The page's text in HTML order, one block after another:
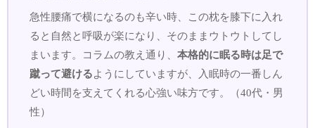
急性腰痛で横になるのも辛い時、この枕を膝下に入れ
ると自然と呼吸が楽になり、そのままウトウトしてし
まいます。コラムの教え通り、 本格的に眠る時は足で
蹴って避けるようにしていますが、入眠時の一番しん
どい時間を支えてくれる心強い味方です。（40代・男
性）